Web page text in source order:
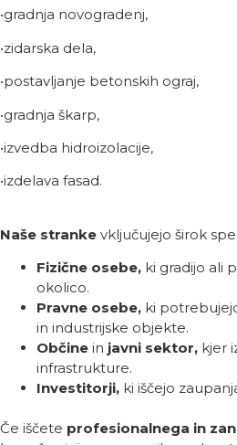
•gradnja novogradenj,
•zidarska dela,
•postavljanje betonskih ograj,
•gradnja škarp,
•izvedba hidroizolacije,
•izdelava fasad.
Naše stranke vključujejo širok
Fizične osebe, ki gradijo ali
okolico.
Pravne osebe, ki
in industrijske objekte.
Občine in javni sektor, kjer
infrastrukture.
Investitorji, ki iščejo
Če iščete profesionalnega in